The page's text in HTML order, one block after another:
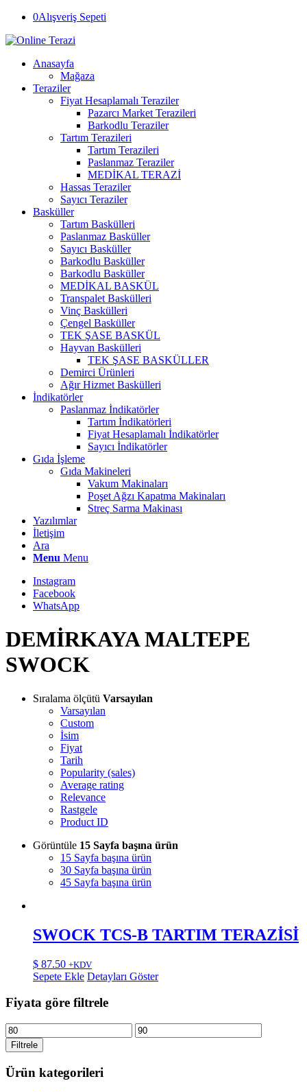
0Alışveriş Sepeti
Anasayfa
Mağaza
Teraziler
Fiyat Hesaplamalı Teraziler
Pazarcı Market Terazileri
Barkodlu Teraziler
Tartım Terazileri
Tartım Terazileri
Paslanmaz Teraziler
MEDİKAL TERAZİ
Hassas Teraziler
Sayıcı Teraziler
Basküller
Tartım Baskülleri
Paslanmaz Basküller
Sayıcı Basküller
Barkodlu Basküller
Barkodlu Basküller
MEDİKAL BASKÜL
Transpalet Baskülleri
Vinç Baskülleri
Çengel Basküller
TEK ŞASE BASKÜL
Hayvan Baskülleri
TEK ŞASE BASKÜLLER
Demirci Ürünleri
Ağır Hizmet Baskülleri
İndikatörler
Paslanmaz İndikatörler
Tartım İndikatörleri
Fiyat Hesaplamalı İndikatörler
Sayıcı İndikatörler
Gıda İşleme
Gıda Makineleri
Vakum Makinaları
Poşet Ağzı Kapatma Makinaları
Streç Sarma Makinası
Yazılımlar
İletişim
Ara
Menu Menu
Instagram
Facebook
WhatsApp
DEMİRKAYA MALTEPE
SWOCK
Sıralama ölçütü Varsayılan
Varsayılan
Custom
İsim
Fiyat
Tarih
Popularity (sales)
Average rating
Relevance
Rastgele
Product ID
Görüntüle 15 Sayfa başına ürün
15 Sayfa başına ürün
30 Sayfa başına ürün
45 Sayfa başına ürün
SWOCK TCS-B TARTIM TERAZİSİ
$ 87.50 +KDV
Sepete Ekle Detayları Göster
Fiyata göre filtrele
En
düşük
fiyat
En
yüksek
Filtrele
Ürün kategorileri